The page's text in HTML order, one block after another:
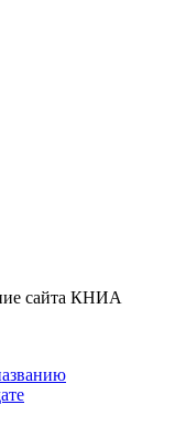
сайта КНИА